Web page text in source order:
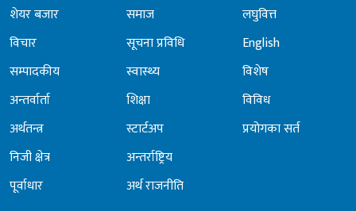
शेयर बजार
विचार
सम्पादकीय
अन्तर्वार्ता
अर्थतन्त्र
निजी क्षेत्र
पूर्वाधार
समाज
सूचना प्रविधि
स्वास्थ्य
शिक्षा
स्टार्टअप
अन्तर्राष्ट्रिय
अर्थ राजनीति
लघुवित्त
English
विशेष
विविध
प्रयोगका सर्त